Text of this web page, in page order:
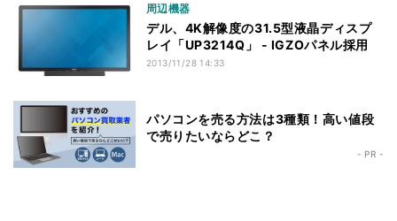
周辺機器
デル、4K解像度の31.5型液晶ディスプ
レイ「UP3214Q」 - IGZOパネル採用
2013/11/28 14:33
パソコンを売る方法は3種類！高い値段
で売りたいならどこ？
- PR -